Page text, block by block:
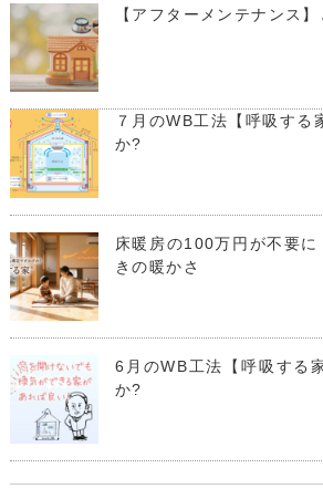
【アフターメンテナンス
７月のWB工法【呼吸する
か?
床暖房の100万円が不要
きの暖かさ
6月のWB工法【呼吸する
か?